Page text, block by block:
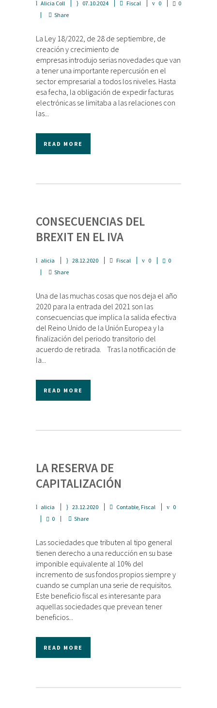
Alicia Coll 07.10.2024 Fiscal 0
0
Share
La Ley 18/2022, de 28 de septiembre, de
creación y crecimiento de
empresas introdujo serias novedades que van
a tener una importante repercusión en el
sector empresarial a todos los niveles. Hasta
esa fecha, la obligación de expedir facturas
electrónicas se limitaba a las relaciones con
las...
READ MORE
CONSECUENCIAS DEL
BREXIT EN EL IVA
alicia 28.12.2020 Fiscal 0
0
Share
Una de las muchas cosas que nos deja el año
2020 para la entrada del 2021 son las
consecuencias que implica la salida efectiva
del Reino Unido de la Unión Europea y la
finalización del periodo transitorio del
acuerdo de retirada. Tras la notificación de
la...
READ MORE
LA RESERVA DE
CAPITALIZACIÓN
alicia 23.12.2020 Contable, Fiscal
0
0
Share
Las sociedades que tributen al tipo general
tienen derecho a una reducción en su base
imponible equivalente al 10% del
incremento de sus fondos propios siempre y
cuando se cumplan una serie de requisitos.
Este beneficio fiscal es interesante para
aquellas sociedades que prevean tener
beneficios...
READ MORE